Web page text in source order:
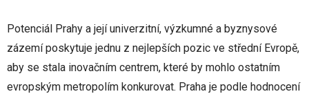
Potenciál Prahy a její univerzitní, výzkumné a byznysové
zázemí poskytuje jednu z nejlepších pozic ve střední Evropě,
aby se stala inovačním centrem, které by mohlo ostatním
evropským metropolím konkurovat. Praha je podle hodnocení